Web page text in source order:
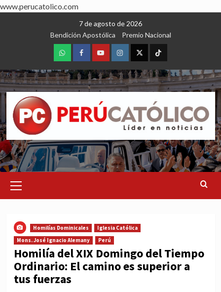
www.perucatolico.com
7 de agosto de 2026
Bendición Apostólica
Premio Nacional
WhatsAppFacebookYoutubeInstagram
X TikTok
Menu
Homilías Dominicales
Iglesia Católica
Mons. José Ignacio Alemany
Perú
Homilía del XIX Domingo del Tiempo
Ordinario: El camino es superior a
tus fuerzas